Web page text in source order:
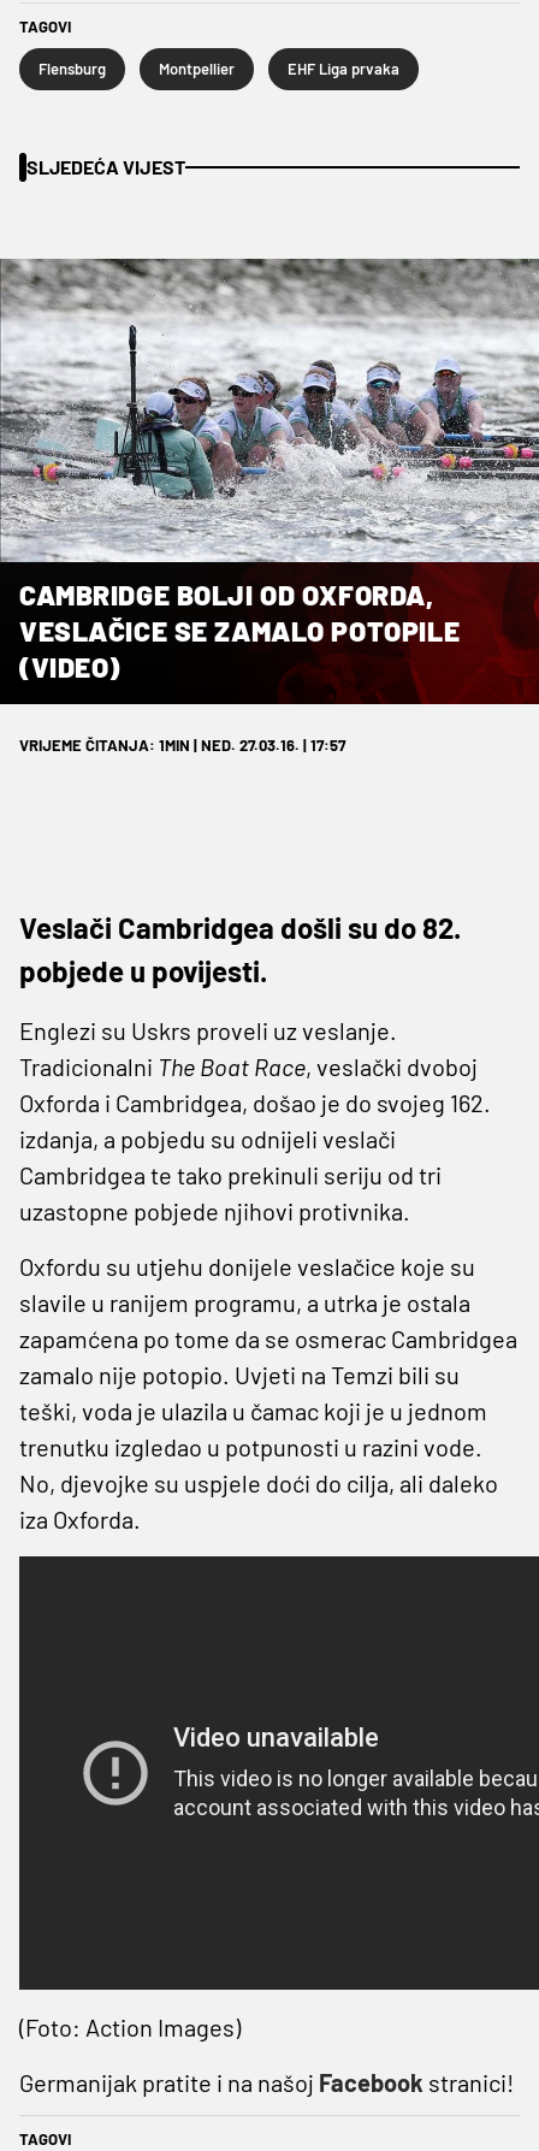
TAGOVI
Flensburg Montpellier EHF Liga prvaka
SLJEDEĆA VIJEST
CAMBRIDGE BOLJI OD OXFORDA,
VESLAČICE SE ZAMALO POTOPILE
(VIDEO)
VRIJEME ČITANJA: 1MIN | NED. 27.03.16. | 17:57
Veslači Cambridgea došli su do 82.
pobjede u povijesti.
Englezi su Uskrs proveli uz veslanje.
Tradicionalni The Boat Race, veslački dvoboj
Oxforda i Cambridgea, došao je do svojeg 162.
izdanja, a pobjedu su odnijeli veslači
Cambridgea te tako prekinuli seriju od tri
uzastopne pobjede njihovi protivnika.
Oxfordu su utjehu donijele veslačice koje su
slavile u ranijem programu, a utrka je ostala
zapamćena po tome da se osmerac Cambridgea
zamalo nije potopio. Uvjeti na Temzi bili su
teški, voda je ulazila u čamac koji je u jednom
trenutku izgledao u potpunosti u razini vode.
No, djevojke su uspjele doći do cilja, ali daleko
iza Oxforda.
(Foto: Action Images)
Germanijak pratite i na našoj Facebook stranici!
TAGOVI